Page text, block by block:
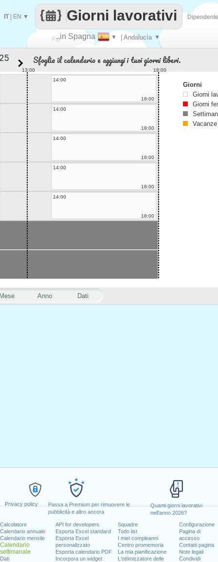
Privacy policy
Passa a Premium per rimuovere le
pubblicità e altro ancora
Quanti giorni lavorativi
nell'anno 2026?
Calcolatore
Calendario annuale
Calendario mensile
Calendario
settimanale
Dati
API for developers
Esporta Excel standard
Esporta Excel
personalizzato
Esporta calendario PDF
Incorpora un widget
Squadre
Todo list
I miei compleanni
Centro promemoria
La mia pianificazione
L'ottimizzatore delle
Configurazione
Pagina di
accesso
Contatti pagina
Note legali
Condividi
Fai..in Spagna ▼ | Andalucía ▼
Giorni lavorativi
IT| EN ▼
Anno Dati
Sfoglia il calendario e aggiungi i tuoi giorni liberi.
13:00
18:00
14:00
18:00
14:00
18:00
14:00
18:00
14:00
18:00
14:00
18:00
Giorni
Giorni
Giorni
Vacanze